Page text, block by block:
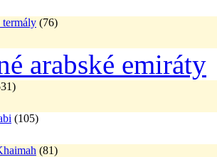
termály (76)
arabské emiráty
(105)
(81)